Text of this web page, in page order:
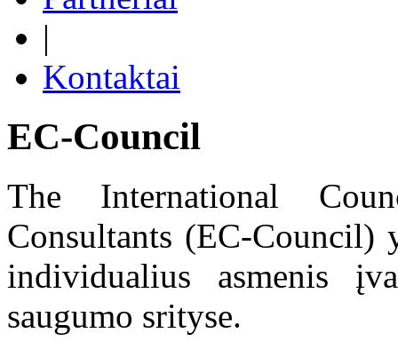
|
Kontaktai
EC-Council
The International
Consultants (EC-
individualius asmenis
saugumo srityse.